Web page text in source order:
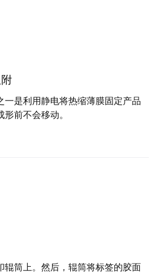
一是利用静电将热缩薄膜固定产品
前不会移动。
辊筒上。然后，辊筒将标签的胶面